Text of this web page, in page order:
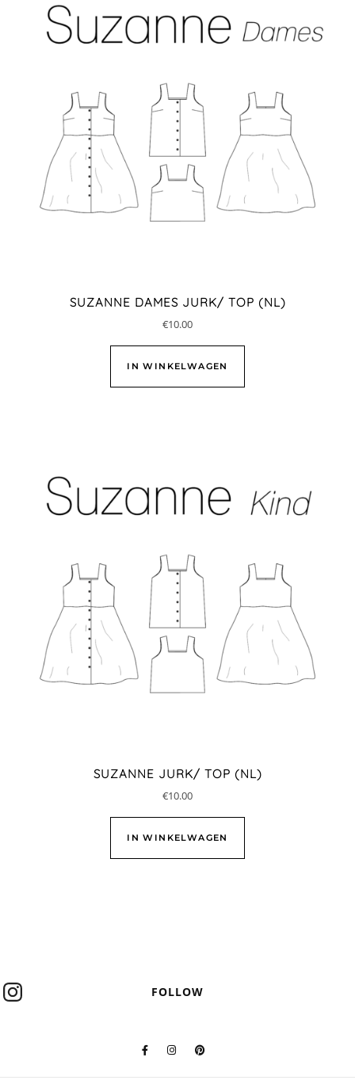
SUZANNE DAMES JURK/ TOP (NL)
€10.00
IN WINKELWAGEN
SUZANNE JURK/ TOP (NL)
€10.00
IN WINKELWAGEN
FOLLOW